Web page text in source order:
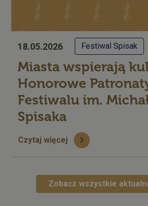
18.05.2026 Festiwal Spisak
Miasta wspierają
Honorowe
Festiwalu im.
Spisaka
Czytaj więcej
Zobacz wszystkie